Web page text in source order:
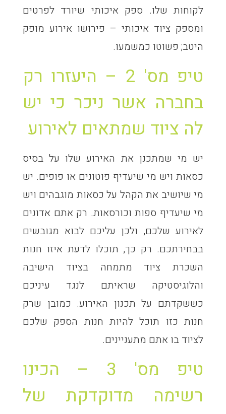
לקוחות שלו. ספק איכותי שיורד לפרטים
ומספק ציוד איכותי – פירושו אירוע מופק
היטב; פשוטו כמשמעו.
טיפ מס' 2 – היעזרו רק
בחברה אשר ניכר כי יש
לה ציוד שמתאים לאירוע
יש מי שמתכנן את האירוע שלו על בסיס
כסאות ויש מי שיעדיף פוטונים או פופים. יש
מי שיושיב את הקהל על כסאות מוגבהים ויש
מי שיעדיף ספות וכורסאות. רק אתם אדונים
לאירוע שלכם, ולכן עליכם לבוא מגובשים
בבחירתכם. רק כך, תוכלו לדעת איזו חנות
השכרת ציוד מתמחה בציוד הישיבה
והלוגיסטיקה שראיתם לנגד עיניכם
כששקדתם על תכנון האירוע. כמובן שרק
חנות כזו תוכל להיות חנות הספק שלכם
לציוד בו אתם מתעניינים.
טיפ מס' 3 – הכינו
רשימה מדוקדקת של